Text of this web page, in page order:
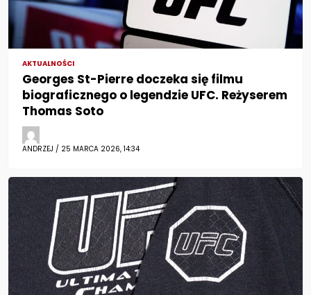
AKTUALNOŚCI
Georges St-Pierre doczeka się filmu
biograficznego o legendzie UFC. Reżyserem
Thomas Soto
ANDRZEJ / 25 MARCA 2026, 14:34